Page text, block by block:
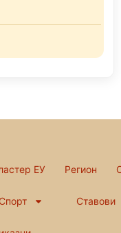
ЕУ Регион
Спорт Ставови